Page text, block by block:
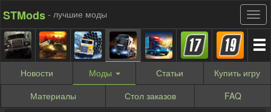
STMods - лучшие моды
Новости Моды Статьи Купить игру
Материалы
Стол заказов
FAQ